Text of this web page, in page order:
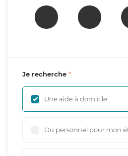
Je recherche
Une aide à domicile
Du personnel pour mon